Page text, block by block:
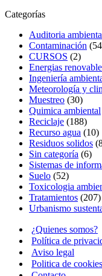
Categorías
Auditoria
Contaminación
CURSOS (2)
Energias
Ingeniería
Meteorología y
Muestreo (30)
Quimica ambiental
Reciclaje (188)
Recurso agua (10)
Residuos solidos
Sin categoría (6)
Sistemas de
Suelo (52)
Toxicologia
Tratamientos (207)
Urbanismo
¿Quienes somos?
Política de
Aviso legal
Politica de cookies